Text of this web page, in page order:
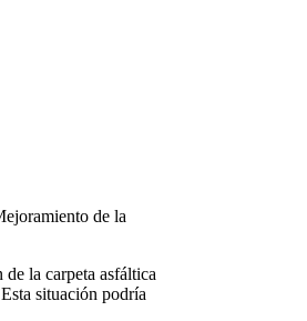
de la
la carpeta asfáltica
situación podría